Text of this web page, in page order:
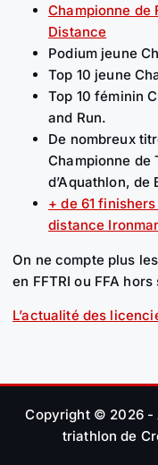
Championne de
Distance
Podium jeune
Top 10 jeune
Top 10 féminin
and Run.
De nombreux
Championne de
d’Aquathlon, de
+ de 61
distance
On ne compte plus
en FFTRI ou FFA
L’actualité des
Copyright © 2026 -
triathlon de